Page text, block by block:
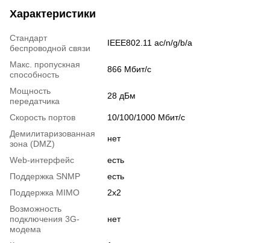
Характеристики
Стандарт
беспроводной связи
IEEE802.11 ac/n/g/b/a
Макс. пропускная
способность
866 Мбит/с
Мощность
передатчика
28 дБм
Скорость портов
10/100/1000 Мбит/с
Демилитаризованная
зона (DMZ)
нет
Web-интерфейс
есть
Поддержка SNMP
есть
Поддержка MIMO
2x2
Возможность
подключения 3G-
модема
нет